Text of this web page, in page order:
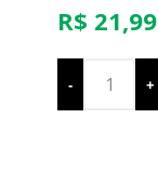
R$ 21,99
- +